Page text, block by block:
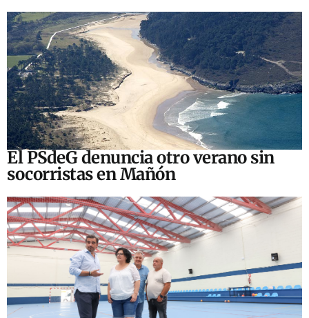
El PSdeG denuncia otro verano sin
socorristas en Mañón